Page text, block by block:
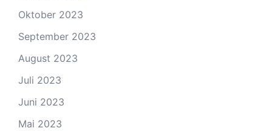
Oktober 2023
September 2023
August 2023
Juli 2023
Juni 2023
Mai 2023